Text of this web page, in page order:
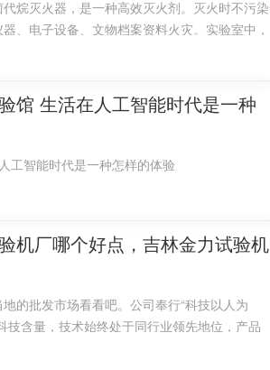
烷灭火器，是一种高效灭火剂。灭火时不污染
、电子设备、文物档案资料火灾。实验室中，
切不可惊慌失措，应保持镇静。首先立即切断
馆 生活在人工智能时代是一种
工智能时代是一种怎样的体验
机厂哪个好点，吉林金力试验机
的批发市场看看吧。公司奉行“科技以人为
技含量，技术始终处于同行业领先地位，产品
全国20多个省、市、自治区。